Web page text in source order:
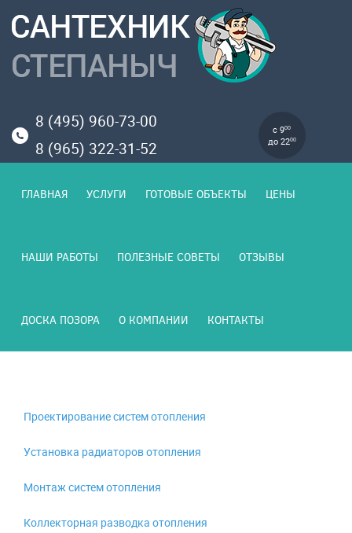
8 (495) 960-73-00
8 (965) 322-31-52
с 900
до 2200
ГЛАВНАЯ УСЛУГИ ГОТОВЫЕ ОБЪЕКТЫ ЦЕНЫ
НАШИ РАБОТЫ ПОЛЕЗНЫЕ СОВЕТЫ ОТЗЫВЫ
ДОСКА ПОЗОРА О КОМПАНИИ КОНТАКТЫ
Проектирование систем отопления
Установка радиаторов отопления
Монтаж систем отопления
Коллекторная разводка отопления